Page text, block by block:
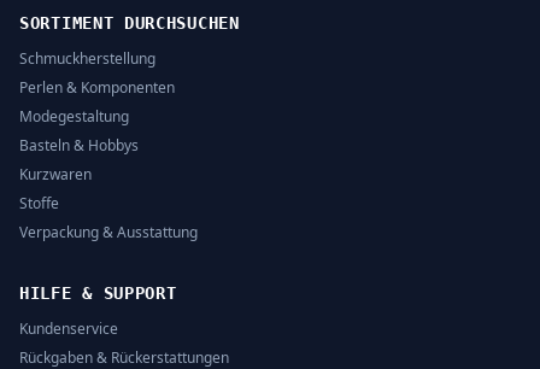
SORTIMENT DURCHSUCHEN
Schmuckherstellung
Perlen & Komponenten
Modegestaltung
Basteln & Hobbys
Kurzwaren
Stoffe
Verpackung & Ausstattung
HILFE & SUPPORT
Kundenservice
Rückgaben & Rückerstattungen